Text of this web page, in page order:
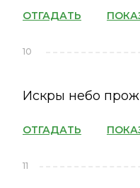
ОТГАДАТЬ
10
Искры небо
ОТГАДАТЬ
11